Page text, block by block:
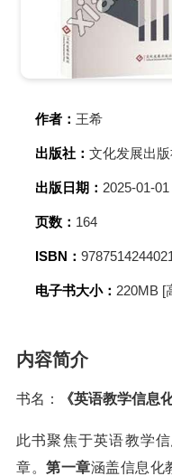
作者： 王希
出版社： 文化发展出版
出版日期： 2025-01-01
页数： 164
ISBN：
电子书大小： 220MB [
内容简介
书名： 《英语教学信息
此书聚焦于英语教学
章。 第一章涵盖信息化